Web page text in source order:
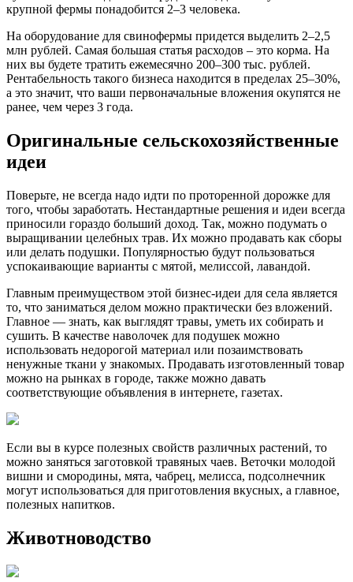
крупной фермы понадобится 2–3 человека.
На оборудование для свинофермы придется выделить 2–2,5
млн рублей. Самая большая статья расходов – это корма. На
них вы будете тратить ежемесячно 200–300 тыс. рублей.
Рентабельность такого бизнеса находится в пределах 25–30%,
а это значит, что ваши первоначальные вложения окупятся не
ранее, чем через 3 года.
Оригинальные сельскохозяйственные
идеи
Поверьте, не всегда надо идти по проторенной дорожке для
того, чтобы заработать. Нестандартные решения и идеи всегда
приносили гораздо больший доход. Так, можно подумать о
выращивании целебных трав. Их можно продавать как сборы
или делать подушки. Популярностью будут пользоваться
успокаивающие варианты с мятой, мелиссой, лавандой.
Главным преимуществом этой бизнес-идеи для села является
то, что заниматься делом можно практически без вложений.
Главное — знать, как выглядят травы, уметь их собирать и
сушить. В качестве наволочек для подушек можно
использовать недорогой материал или позаимствовать
ненужные ткани у знакомых. Продавать изготовленный товар
можно на рынках в городе, также можно давать
соответствующие объявления в интернете, газетах.
Если вы в курсе полезных свойств различных растений, то
можно заняться заготовкой травяных чаев. Веточки молодой
вишни и смородины, мята, чабрец, мелисса, подсолнечник
могут использоваться для приготовления вкусных, а главное,
полезных напитков.
Животноводство